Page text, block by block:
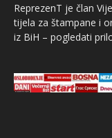
ReprezenT je član
tijela za štampane i
iz BiH – pogledati